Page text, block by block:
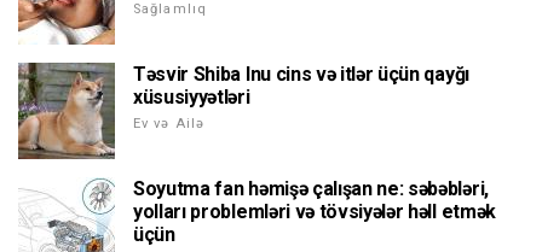
Sağlamlıq
Təsvir Shiba Inu cins və itlər üçün qayğı
xüsusiyyətləri
Ev və Ailə
Soyutma fan həmişə çalışan ne: səbəbləri,
yolları problemləri və tövsiyələr həll etmək
üçün